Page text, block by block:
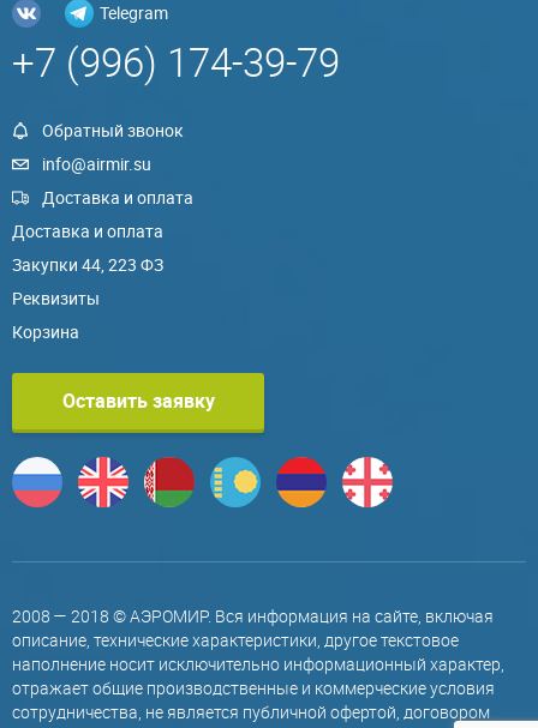
Telegram
+7 (996) 174-39-79
Обратный звонок
info@airmir.su
Доставка и оплата
Доставка и оплата
Закупки 44, 223 ФЗ
Реквизиты
Корзина
Оставить заявку
2008 — 2018 © АЭРОМИР. Вся информация на сайте, включая
описание, технические характеристики, другое текстовое
наполнение носит исключительно информационный характер,
отражает общие производственные и коммерческие условия
сотрудничества, не является публичной офертой, договором